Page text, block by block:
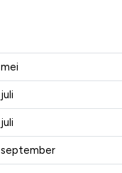
mei
juli
juli
september